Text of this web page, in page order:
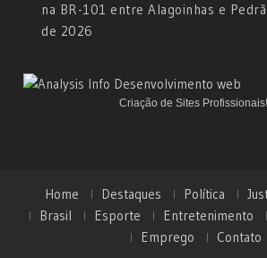
na BR-101 entre Alagoinhas e
de 2026
Criação de Sites Profissionais!
Home Destaques Política
Brasil
Esporte Entretenimento
Emprego
Contato